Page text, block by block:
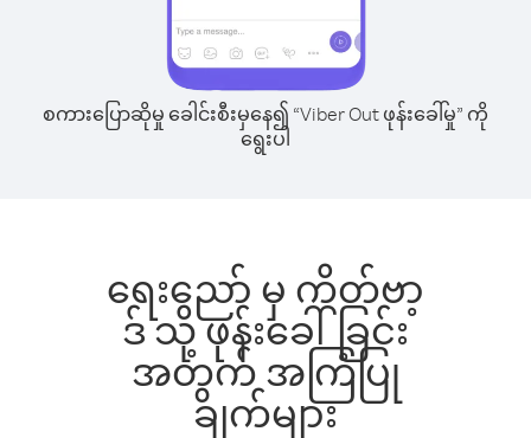
စကားပြောဆိုမှု ခေါင်းစီးမှနေ၍ “Viber Out ဖုန်းခေါ်မှု” ကို
ရွေးပါ
ရေးညော် မှ ကိတ်ဗာ့
ဒ် သို့ ဖုန်းခေါ်ခြင်း
အတွက် အကြံပြု
ချက်များ